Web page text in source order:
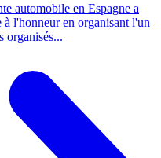
automobile en Espagne a
l'honneur en organisant l'un
organisés...